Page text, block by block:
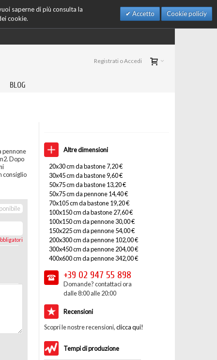
saperne di più consulta la
cookie.
Accetto Cookie policiy
Registrati o Accedi
BLOG
pennone
Dopo
consiglio
Altre dimensioni
20x30 cm da bastone 7,20 €
30x45 cm da bastone 9,60 €
50x75 cm da bastone 13,20 €
50x75 cm da pennone 14,40 €
70x105 cm da bastone 19,20 €
100x150 cm da bastone 27,60 €
100x150 cm da pennone 30,00 €
150x225 cm da pennone 54,00 €
200x300 cm da pennone 102,00 €
300x450 cm da pennone 204,00 €
400x600 cm da pennone 342,00 €
+39 02 947 55 898
Domande? contattaci ora
dalle 8:00 alle 20:00
Recensioni
Scopri le nostre recensioni,clicca qui!
Tempi di produzione